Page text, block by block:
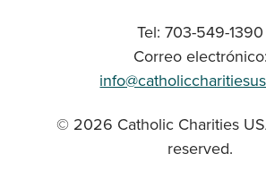
Tel: 703-549-1390
Correo electrónico:
© 2026 Catholic Charities
reserved.